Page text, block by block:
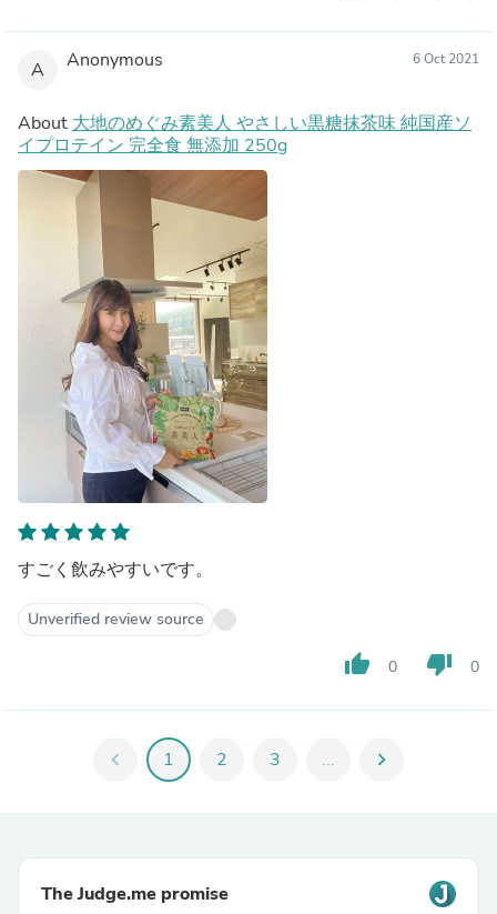
A Anonymous 6 Oct 2021
About 大地のめぐみ素美人 やさしい黒糖抹茶味 純国産ソ
イプロテイン 完全食 無添加 250g
すごく飲みやすいです。
Unverified review source
thumb_up 0 thumb_down 0
chevron_left 1 2 3 ... chevron_right
The Judge.me promise